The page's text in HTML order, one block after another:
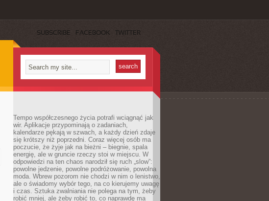
SUBSCRIBE FACEBOOK TWITTER
Tempo współczesnego życia potrafi wciągnąć jak
wir. Aplikacje przypominają o zadaniach,
kalendarze pękają w szwach, a każdy dzień zdaje
się krótszy niż poprzedni. Coraz więcej osób ma
poczucie, że żyje jak na bieżni – biegnie, spala
energię, ale w gruncie rzeczy stoi w miejscu. W
odpowiedzi na ten chaos narodził się ruch „slow”:
powolne jedzenie, powolne podróżowanie, powolna
moda. Wbrew pozorom nie chodzi w nim o lenistwo,
ale o świadomy wybór tego, na co kierujemy uwagę
i czas. Sztuka zwalniania nie polega na tym, żeby
robić mniej, ale żeby robić to, co naprawdę ma